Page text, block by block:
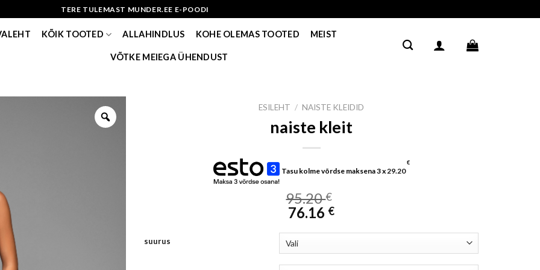
TERE TULEMAST MUNDER.EE E-POODI
KÕIK TOOTED ALLAHINDLUS KOHE OLEMAS TOOTED MEIST
VÕTKE MEIEGA ÜHENDUST
ESILEHT / NAISTE KLEIDID
naiste kleit
Tasu kolme võrdse maksena 3 x29.20
€
95.20€
76.16 €
suurus